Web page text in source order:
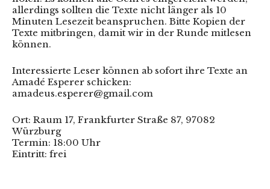
allerdings sollten die Texte nicht länger als 10
Minuten Lesezeit beanspruchen. Bitte Kopien der
Texte mitbringen, damit wir in der Runde mitlesen
können.
Interessierte Leser können ab sofort ihre Texte an
Amadé Esperer schicken:
amadeus.esperer@gmail.com
Ort: Raum 17, Frankfurter Straße 87, 97082
Würzburg
Termin: 18:00 Uhr
Eintritt: frei